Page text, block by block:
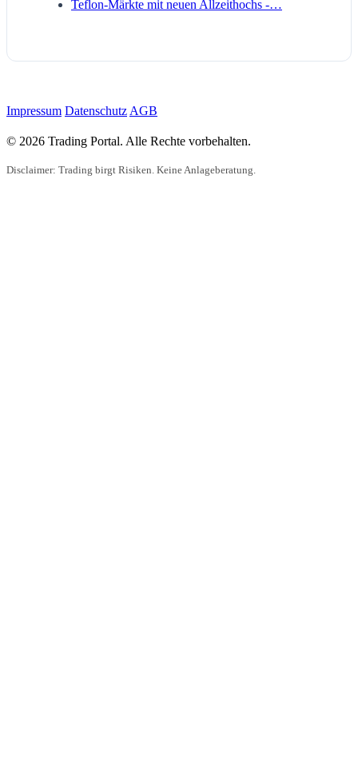
Teflon-Märkte mit neuen Allzeithochs -…
Impressum Datenschutz AGB
© 2026 Trading Portal. Alle Rechte vorbehalten.
Disclaimer: Trading birgt Risiken. Keine Anlageberatung.